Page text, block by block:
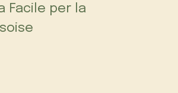
Facile per la